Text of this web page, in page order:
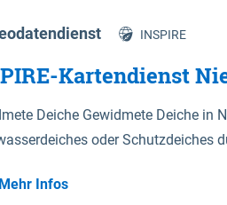
INSPIRE
Kartendienst
Deiche Gewidmete Deiche in
oder Schutzdeiches
Deiche gelten die
Sperrwerke Sperrwerke sind Bauwerke mit Sperrvorrichtungen in Tidegewässern, die dem
Mehr Infos